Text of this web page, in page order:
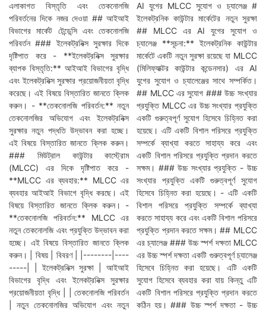
এলাকাগত বিস্তৃতি এবং তেকনোলজি
পরিবর্তনের দিকে নজর দেওয়া ## আইআই
বিভাগের মার্কেট টেন্ডেন্সি এবং তেকনোলজি
পরিবর্তন ### ইলেকট্রনিক্স সুরক্ষার দিকে
দৃষ্টিপাত করে - **ইলেকট্রনিক্স সুরক্ষার
ব্যাপক বিস্তৃতি:** আইআই বিভাগের বৃদ্ধি
এবং ইলেকট্রনিক্স সুরক্ষার প্রয়োজনীয়তা বৃদ্ধি
করেছে। এই বিষয়ে বিস্তারিত জানতে ক্লিক
করুন। - **তেকনোলজি পরিবর্তন:** নতুন
তেকনোলজির অভিযোগ এবং ইলেকট্রনিক্স
সুরক্ষার নতুন পদ্ধতি উদ্ভাবন করা হচ্ছে।
এই বিষয়ে বিস্তারিত জানতে ক্লিক করুন।
### মিউট্রাল কাউন্টার কাস্ট্রোম
(MLCC) এর দিকে দৃষ্টিপাত করে -
**MLCC এর ব্যবহার:** MLCC এর
ব্যবহার আইআই বিভাগে বৃদ্ধি করছে। এই
বিষয়ে বিস্তারিত জানতে ক্লিক করুন। -
**তেকনোলজি পরিবর্তন:** MLCC এর
নতুন তেকনোলজি এবং প্রযুক্তি উদ্ভাবন করা
হচ্ছে। এই বিষয়ে বিস্তারিত জানতে ক্লিক
করুন। | বিষয় | বিবরণ | |--------|----
-----| | ইলেকট্রনিক্স সুরক্ষা | আইআই
বিভাগের বৃদ্ধি এবং ইলেকট্রনিক্স সুরক্ষার
প্রয়োজনীয়তা বৃদ্ধি | | তেকনোলজি পরিবর্তন
| নতুন তেকনোলজির অভিযোগ এবং নতুন
AI যুগের MLCC সুযোগ ও চ্যালেঞ্জ #
ইলেকট্রনিক কাউন্টার মার্কেটের নতুন সুরক্ষা
## MLCC এর AI যুগের সুযোগ ও
চ্যালেঞ্জ **সূচনা:** ইলেকট্রনিক কাউন্টার
মার্কেটে একটি নতুন সুরক্ষা রয়েছে যা MLCC
(মিলিফ্যাক্টর কাউন্টার কন্ডেনসার) এর AI
যুগের সুযোগ ও চ্যালেঞ্জের সাথে সম্পর্কিত।
## MLCC এর সুযোগ ### উচ্চ সংখ্যার
প্রযুক্তি MLCC এর উচ্চ সংখ্যার প্রযুক্তি
একটি গুরুত্বপূর্ণ সুযোগ হিসেবে চিহ্নিত করা
হয়েছে। এটি একটি বিশাল পরিসরে প্রযুক্তি
সম্পর্কে ব্যাখ্যা করতে সাহায্য করে এবং
একটি বিশাল পরিসরে প্রযুক্তি প্রদান করতে
সক্ষম। ### উচ্চ সংখ্যার প্রযুক্তি - উচ্চ
সংখ্যার প্রযুক্তি একটি গুরুত্বপূর্ণ সুযোগ
হিসেবে চিহ্নিত করা হয়েছে। - এটি একটি
বিশাল পরিসরে প্রযুক্তি সম্পর্কে ব্যাখ্যা
করতে সাহায্য করে এবং একটি বিশাল পরিসরে
প্রযুক্তি প্রদান করতে সক্ষম। ## MLCC
এর চ্যালেঞ্জ ### উচ্চ স্পর্শ দক্ষতা MLCC
এর উচ্চ স্পর্শ দক্ষতা একটি গুরুত্বপূর্ণ চ্যালেঞ্জ
হিসেবে চিহ্নিত করা হয়েছে। এটি একটি
সুযোগ হিসেবে ব্যবহার করা যায় কিন্তু এটি
একটি বিশাল পরিসরে প্রযুক্তি প্রদান করতে
কঠিন হয়। ### উচ্চ স্পর্শ দক্ষতা - উচ্চ